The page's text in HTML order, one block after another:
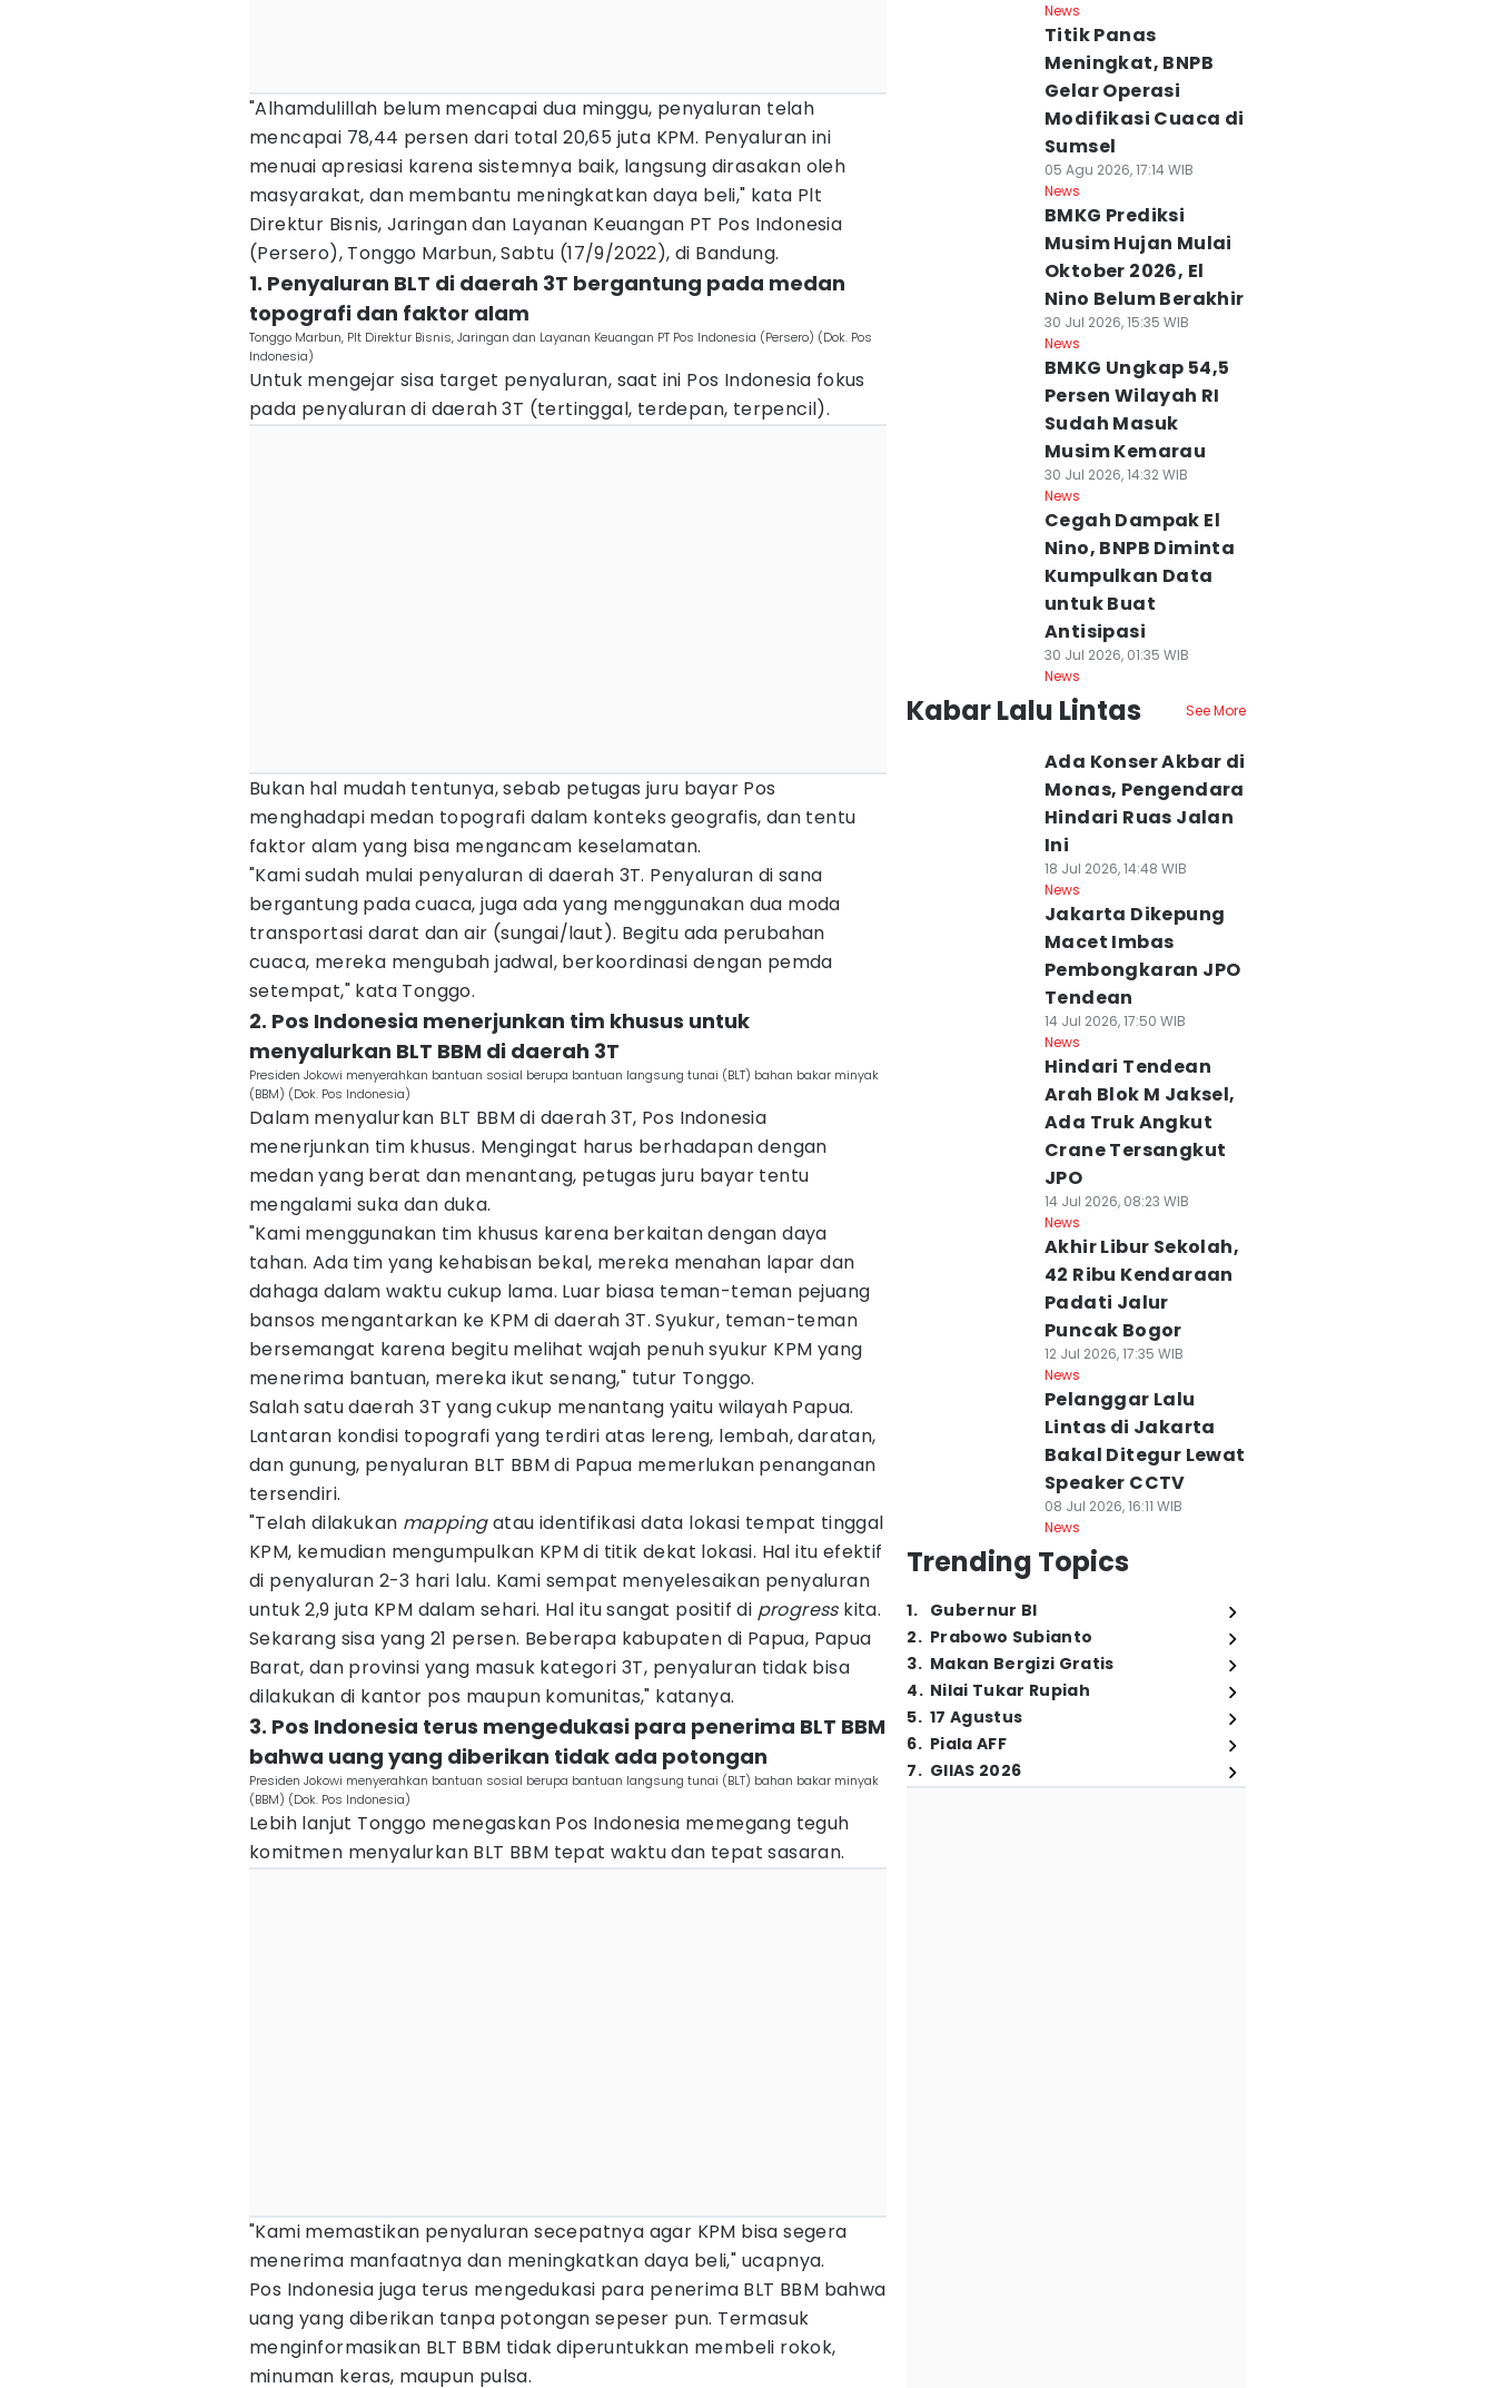
"Alhamdulillah belum mencapai dua minggu, penyaluran telah
mencapai 78,44 persen dari total 20,65 juta KPM. Penyaluran ini
menuai apresiasi karena sistemnya baik, langsung dirasakan oleh
masyarakat, dan membantu meningkatkan daya beli," kata Plt
Direktur Bisnis, Jaringan dan Layanan Keuangan PT Pos Indonesia
(Persero), Tonggo Marbun, Sabtu (17/9/2022), di Bandung.
1. Penyaluran BLT di daerah 3T bergantung pada medan
topografi dan faktor alam
Tonggo Marbun, Plt Direktur Bisnis, Jaringan dan Layanan Keuangan PT Pos Indonesia (Persero) (Dok. Pos
Indonesia)
Untuk mengejar sisa target penyaluran, saat ini Pos Indonesia fokus
pada penyaluran di daerah 3T (tertinggal, terdepan, terpencil).
Bukan hal mudah tentunya, sebab petugas juru bayar Pos
menghadapi medan topografi dalam konteks geografis, dan tentu
faktor alam yang bisa mengancam keselamatan.
"Kami sudah mulai penyaluran di daerah 3T. Penyaluran di sana
bergantung pada cuaca, juga ada yang menggunakan dua moda
transportasi darat dan air (sungai/laut). Begitu ada perubahan
cuaca, mereka mengubah jadwal, berkoordinasi dengan pemda
setempat," kata Tonggo.
2. Pos Indonesia menerjunkan tim khusus untuk
menyalurkan BLT BBM di daerah 3T
Presiden Jokowi menyerahkan bantuan sosial berupa bantuan langsung tunai (BLT) bahan bakar minyak
(BBM) (Dok. Pos Indonesia)
Dalam menyalurkan BLT BBM di daerah 3T, Pos Indonesia
menerjunkan tim khusus. Mengingat harus berhadapan dengan
medan yang berat dan menantang, petugas juru bayar tentu
mengalami suka dan duka.
"Kami menggunakan tim khusus karena berkaitan dengan daya
tahan. Ada tim yang kehabisan bekal, mereka menahan lapar dan
dahaga dalam waktu cukup lama. Luar biasa teman-teman pejuang
bansos mengantarkan ke KPM di daerah 3T. Syukur, teman-teman
bersemangat karena begitu melihat wajah penuh syukur KPM yang
menerima bantuan, mereka ikut senang," tutur Tonggo.
Salah satu daerah 3T yang cukup menantang yaitu wilayah Papua.
Lantaran kondisi topografi yang terdiri atas lereng, lembah, daratan,
dan gunung, penyaluran BLT BBM di Papua memerlukan penanganan
tersendiri.
"Telah dilakukan mappingatau identifikasi data lokasi tempat tinggal
KPM, kemudian mengumpulkan KPM di titik dekat lokasi. Hal itu efektif
di penyaluran 2-3 hari lalu. Kami sempat menyelesaikan penyaluran
untuk 2,9 juta KPM dalam sehari. Hal itu sangat positif di progress kita.
Sekarang sisa yang 21 persen. Beberapa kabupaten di Papua, Papua
Barat, dan provinsi yang masuk kategori 3T, penyaluran tidak bisa
dilakukan di kantor pos maupun komunitas," katanya.
3. Pos Indonesia terus mengedukasi para penerima BLT BBM
bahwa uang yang diberikan tidak ada potongan
Presiden Jokowi menyerahkan bantuan sosial berupa bantuan langsung tunai (BLT) bahan bakar minyak
(BBM) (Dok. Pos Indonesia)
Lebih lanjut Tonggo menegaskan Pos Indonesia memegang teguh
komitmen menyalurkan BLT BBM tepat waktu dan tepat sasaran.
"Kami memastikan penyaluran secepatnya agar KPM bisa segera
menerima manfaatnya dan meningkatkan daya beli," ucapnya.
Pos Indonesia juga terus mengedukasi para penerima BLT BBM bahwa
uang yang diberikan tanpa potongan sepeser pun. Termasuk
menginformasikan BLT BBM tidak diperuntukkan membeli rokok,
minuman keras, maupun pulsa.
News
Titik Panas
Meningkat, BNPB
Gelar Operasi
Modifikasi Cuaca di
Sumsel
05 Agu 2026, 17:14 WIB
News
BMKG Prediksi
Musim Hujan Mulai
Oktober 2026, El
Nino Belum Berakhir
30 Jul 2026, 15:35 WIB
News
BMKG Ungkap 54,5
Persen Wilayah RI
Sudah Masuk
Musim Kemarau
30 Jul 2026, 14:32 WIB
News
Cegah Dampak El
Nino, BNPB Diminta
Kumpulkan Data
untuk Buat
Antisipasi
30 Jul 2026, 01:35 WIB
News
Kabar Lalu Lintas See More
Ada Konser Akbar di
Monas, Pengendara
Hindari Ruas Jalan
Ini
18 Jul 2026, 14:48 WIB
News
Jakarta Dikepung
Macet Imbas
Pembongkaran JPO
Tendean
14 Jul 2026, 17:50 WIB
News
Hindari Tendean
Arah Blok M Jaksel,
Ada Truk Angkut
Crane Tersangkut
JPO
14 Jul 2026, 08:23 WIB
News
Akhir Libur Sekolah,
42 Ribu Kendaraan
Padati Jalur
Puncak Bogor
12 Jul 2026, 17:35 WIB
News
Pelanggar Lalu
Lintas di Jakarta
Bakal Ditegur Lewat
Speaker CCTV
08 Jul 2026, 16:11 WIB
News
Trending Topics
1. Gubernur BI
2. Prabowo Subianto
3. Makan Bergizi Gratis
4. Nilai Tukar Rupiah
5. 17 Agustus
6. Piala AFF
7. GIIAS 2026